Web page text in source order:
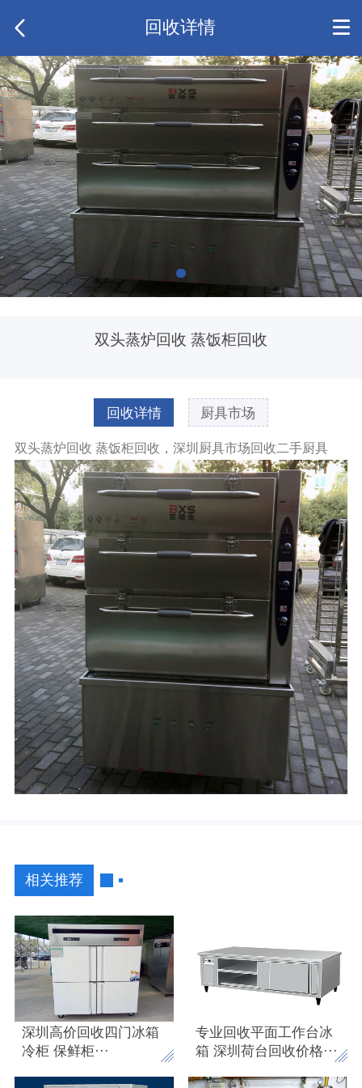
回收详情
双头蒸炉回收 蒸饭柜回收
回收详情 厨具市场
双头蒸炉回收 蒸饭柜回收，深圳厨具市场回收二手厨具
相关推荐
深圳高价回收四门冰箱
冷柜 保鲜柜···
专业回收平面工作台冰
箱 深圳荷台回收价格···